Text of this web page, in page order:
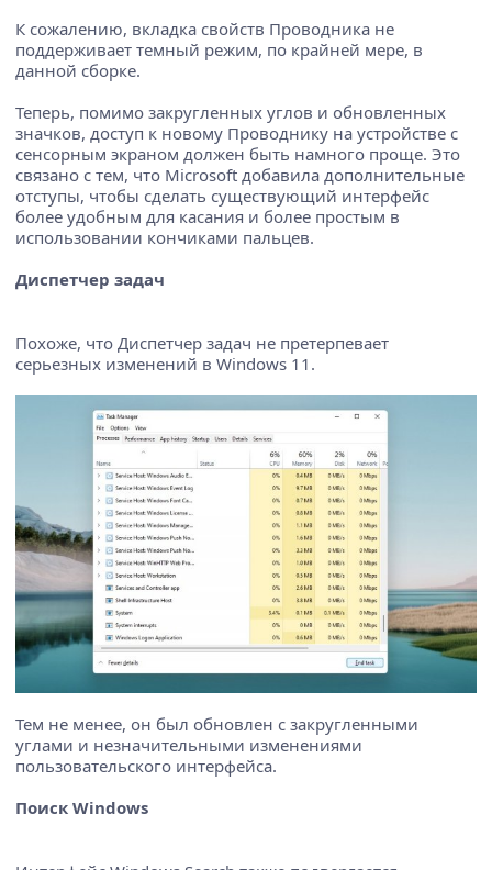
К сожалению, вкладка свойств Проводника не
поддерживает темный режим, по крайней мере, в
данной сборке.
Теперь, помимо закругленных углов и обновленных
значков, доступ к новому Проводнику на устройстве с
сенсорным экраном должен быть намного проще. Это
связано с тем, что Microsoft добавила дополнительные
отступы, чтобы сделать существующий интерфейс
более удобным для касания и более простым в
использовании кончиками пальцев.
Диспетчер задач
Похоже, что Диспетчер задач не претерпевает
серьезных изменений в Windows 11.
Тем не менее, он был обновлен с закругленными
углами и незначительными изменениями
пользовательского интерфейса.
Поиск Windows